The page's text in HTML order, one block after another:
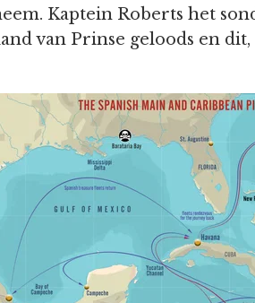
Kaptein Roberts het
van Prinse geloods en